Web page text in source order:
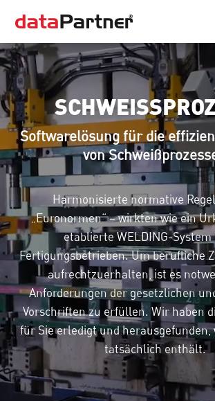
Video
Player
Softwarelösung für die
von
Harmonisierte normative
„Euronormen“ – wirkten wie ein
etablierte WELDING-System
Fertigungsbetrieben. Um berufliche
aufrechtzuerhalten, ist es
Anforderungen der gesetzlichen
Vorschriften zu erfüllen. Wir haben
für Sie erledigt und herausgefunden,
tatsächlich enthält.